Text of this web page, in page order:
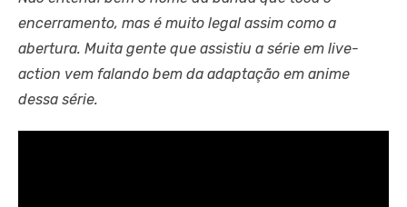
encerramento, mas é muito legal assim como a
abertura. Muita gente que assistiu a série em live-
action vem falando bem da adaptação em anime
dessa série.